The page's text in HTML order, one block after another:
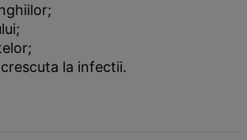
la infectii.